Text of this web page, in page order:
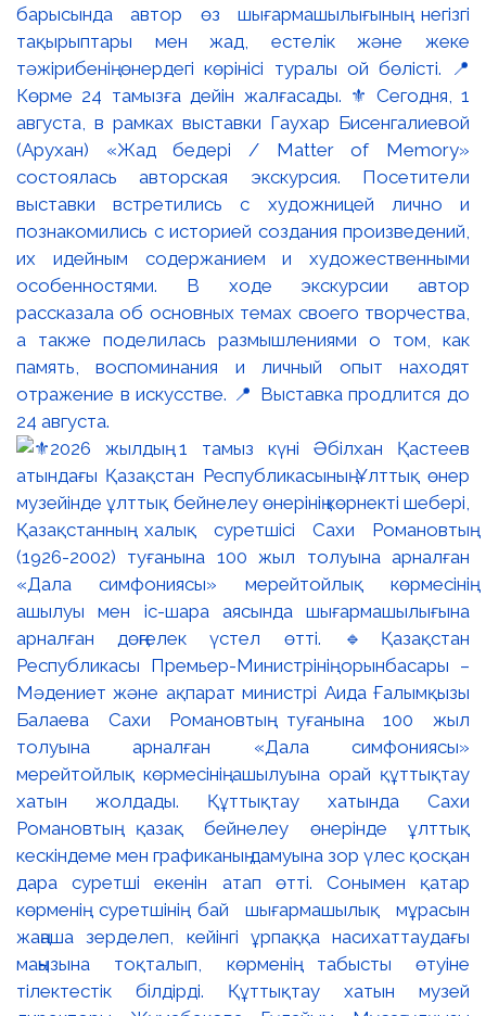
барысында автор өз шығармашылығының негізгі
тақырыптары мен жад, естелік және жеке
тәжірибенің өнердегі көрінісі туралы ой бөлісті. 📍
Көрме 24 тамызға дейін жалғасады. ⚜️ Сегодня, 1
августа, в рамках выставки Гаухар Бисенгалиевой
(Арухан) «Жад бедері / Matter of Memory»
состоялась авторская экскурсия. Посетители
выставки встретились с художницей лично и
познакомились с историей создания произведений,
их идейным содержанием и художественными
особенностями. В ходе экскурсии автор
рассказала об основных темах своего творчества,
а также поделилась размышлениями о том, как
память, воспоминания и личный опыт находят
отражение в искусстве. 📍 Выставка продлится до
24 августа.